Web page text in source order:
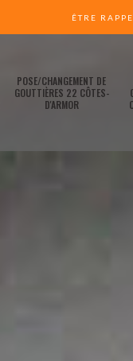
ÊTRE
POSE/CHANGEMENT DE
GOUTTIÈRES 22 CÔTES-
D'ARMOR